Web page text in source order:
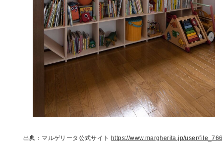
出典：マルゲリータ公式サイト https://www.margherita.jp/user/